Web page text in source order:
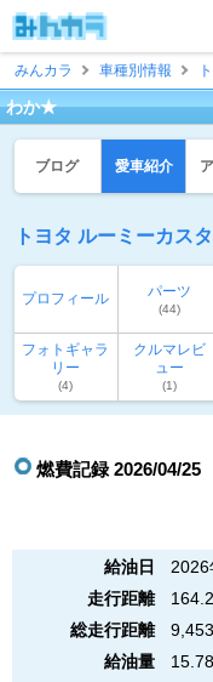
みんカラ
車種別情報
わか★
ブログ 愛車紹介
トヨタ ルーミーカス
プロフィール パーツ
(44)
フォトギャラ
リー
(4)
クルマレビ
ュー
(1)
燃費記録 2026/04/25
給油日
2026
走行距離
総走行距離
給油量
15.78